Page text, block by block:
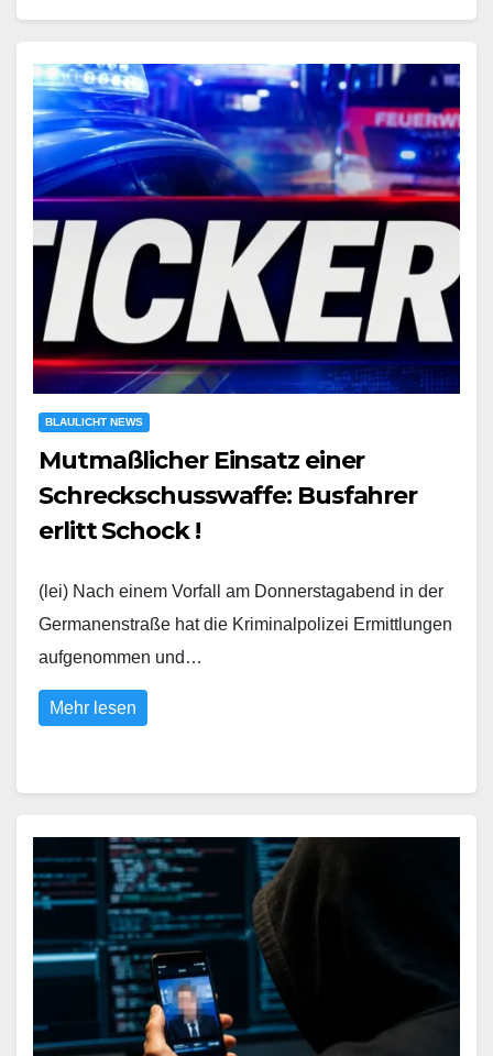
BLAULICHT NEWS
Mutmaßlicher Einsatz einer
Schreckschusswaffe: Busfahrer
erlitt Schock !
(lei) Nach einem Vorfall am Donnerstagabend in der
Germanenstraße hat die Kriminalpolizei Ermittlungen
aufgenommen und…
Mehr lesen